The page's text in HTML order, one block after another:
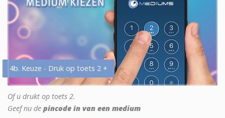
4b. Keuze - Druk op toets 2 +
Of u drukt op toets 2.
Geef nu de pincode in van een medium